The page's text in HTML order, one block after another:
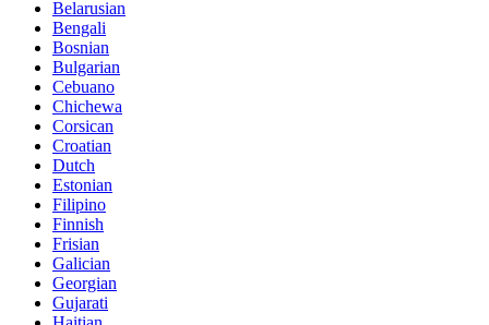
Belarusian
Bengali
Bosnian
Bulgarian
Cebuano
Chichewa
Corsican
Croatian
Dutch
Estonian
Filipino
Finnish
Frisian
Galician
Georgian
Gujarati